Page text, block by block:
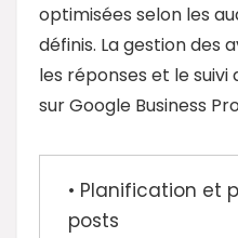
optimisées selon les
définis. La gestion des
les réponses et le
sur Google Business
• Planification et
posts